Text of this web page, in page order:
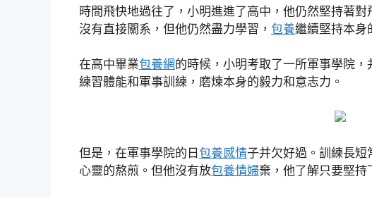
時間飛快地過往了，小明進進了高中，他仍然堅持著
沒有直接關系，但他仍然盡力學習， 包養繼續堅持本身
在高中畢業包養網的時候，小明考取了一所軍事學院
練習體能和軍事訓練，磨煉本身的毅力和意志力。
但是，在軍事學院的日 包養感情子并欠好過。訓練長短
心靈的熬煎。但他沒有放包養情婦棄，他了解只要堅持